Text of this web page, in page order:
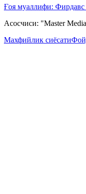
Ғоя муаллифи:
Асосчиси: "Master
Махфийлик сиёсати